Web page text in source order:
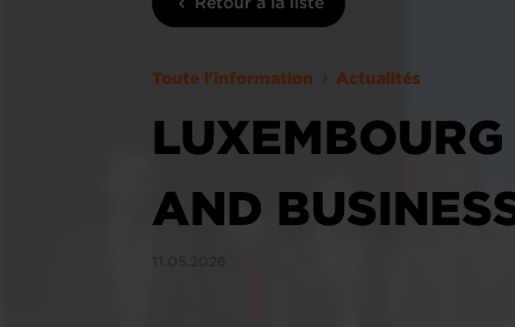
Retour à la liste
Toute l'information Actualités
AND